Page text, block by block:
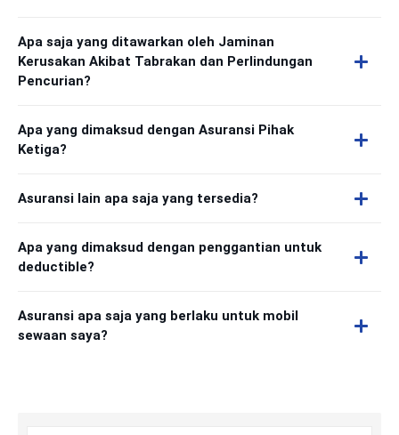
Apa saja yang ditawarkan oleh Jaminan
Kerusakan Akibat Tabrakan dan Perlindungan
Pencurian?
Apa yang dimaksud dengan Asuransi Pihak
Ketiga?
Asuransi lain apa saja yang tersedia?
Apa yang dimaksud dengan penggantian untuk
deductible?
Asuransi apa saja yang berlaku untuk mobil
sewaan saya?